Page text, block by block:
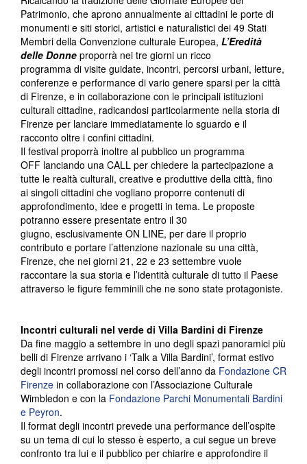
Patrimonio, che aprono annualmente ai cittadini le porte di
monumenti e siti storici, artistici e naturalistici dei 49 Stati
Membri della Convenzione culturale Europea, L’Eredità
delle Donne proporrà nei tre giorni un ricco
programma di visite guidate, incontri, percorsi urbani, letture,
conferenze e performance di vario genere sparsi per la città
di Firenze, e in collaborazione con le principali istituzioni
culturali cittadine, radicandosi particolarmente nella storia di
Firenze per lanciare immediatamente lo sguardo e il
racconto oltre i confini cittadini.
Il festival proporrà inoltre al pubblico un programma
OFF lanciando una CALL per chiedere la partecipazione a
tutte le realtà culturali, creative e produttive della città, fino
ai singoli cittadini che vogliano proporre contenuti di
approfondimento, idee e progetti in tema. Le proposte
potranno essere presentate entro il 30
giugno, esclusivamente ON LINE, per dare il proprio
contributo e portare l’attenzione nazionale su una città,
Firenze, che nei giorni 21, 22 e 23 settembre vuole
raccontare la sua storia e l’identità culturale di tutto il Paese
attraverso le figure femminili che ne sono state protagoniste.
Incontri culturali nel verde di Villa Bardini di Firenze
Da fine maggio a settembre in uno degli spazi panoramici più
belli di Firenze arrivano i ‘Talk a Villa Bardini’, format estivo
degli incontri promossi nel corso dell’anno da Fondazione CR
Firenze in collaborazione con l’Associazione Culturale
Wimbledon e con la Fondazione Parchi Monumentali Bardini
e Peyron.
Il format degli incontri prevede una performance dell’ospite
su un tema di cui lo stesso è esperto, a cui segue un breve
confronto tra lui e il pubblico per chiarire e approfondire il